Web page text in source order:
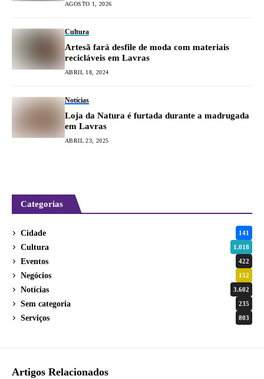
AGOSTO 1, 2026
Cultura
Artesã fará desfile de moda com materiais
recicláveis em Lavras
ABRIL 18, 2024
Notícias
Loja da Natura é furtada durante a madrugada
em Lavras
ABRIL 23, 2025
Categorias
Cidade 141
Cultura 1.018
Eventos 422
Negócios 152
Notícias 3.602
Sem categoria 235
Serviços 803
Artigos Relacionados